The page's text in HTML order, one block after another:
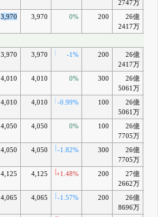
2747万
3,970 3,970 0% 200
26億
2417万
3,970 3,970 -1% 200
26億
2417万
4,010 4,010 0% 300
26億
5061万
4,010 4,010 -0.99% 100
26億
5061万
4,050 4,050 0% 100
26億
7705万
4,050 4,050 -1.82% 300
26億
7705万
4,125 4,125 +1.48% 200
27億
2662万
4,065 4,065 -1.57% 200
26億
8696万